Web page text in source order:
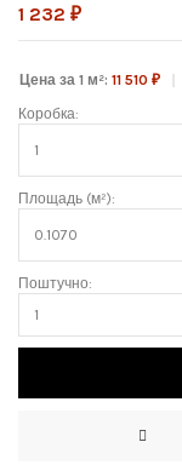
1 232 ₽
Цена за 1 м²:11 510 ₽
Коробка:
Площадь (м²):
Поштучно: